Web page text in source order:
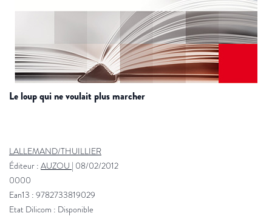
le loup qui ne voulait plus marcher
LALLEMAND/THUILLIER
Éditeur : AUZOU | 08/02/2012
0000
Ean13 : 9782733819029
Etat Dilicom : Disponible